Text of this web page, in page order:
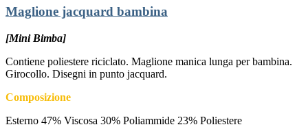
Maglione jacquard bambina
[Mini Bimba]
Contiene poliestere riciclato. Maglione manica lunga per bambina.
Girocollo. Disegni in punto jacquard.
Composizione
Esterno 47% Viscosa 30% Poliammide 23% Poliestere